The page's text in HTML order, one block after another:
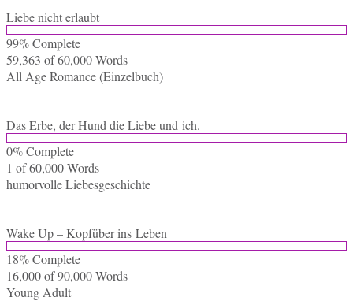
Liebe nicht erlaubt
99% Com­ple­te
59,363 of 60,000Words
All Age Ro­mance (Ein­zel­buch)
Das Erbe, der Hund die Liebe und ich.
0% Com­ple­te
1 of 60,000Words
hu­mor­vol­le Liebesgeschichte
Wake Up – Kopf­über ins Leben
18% Com­ple­te
16,000 of 90,000Words
Young Adult